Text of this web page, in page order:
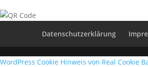
Datenschutzerklärung
WordPress Cookie Hinweis von Real Cookie